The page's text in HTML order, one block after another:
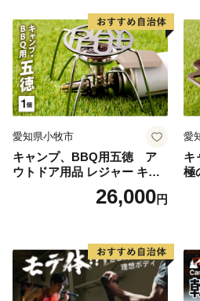
寄附をしていただいた方に、感
敷市からささやかなお礼の品を
す。
【ご注意】
※これまではワンストップ特例
と、圧着ハガキにてお知らせ
をしておりましたが、令和5年
付完了の旨を通知しております
なお、SMS通知をお送りでき
につきましては、完了通知を
※平成30年1月1日より、お礼の
にお住いの方のご寄附（申込）
愛知県小牧市
キャンプ、BBQ用五徳 ア
ウトドア用品 レジャー キャ
ンプ バーベキュー BBQ 五徳
26,000円
愛
キ
極